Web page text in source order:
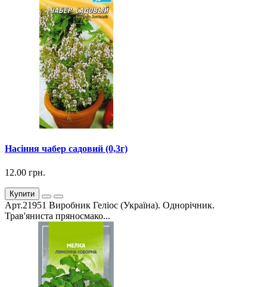
Насіння чабер садовий (0,3г)
12.00 грн.
Купити
Арт.21951 Виробник Геліос (Україна). Однорічник.
Трав'яниста пряносмако...